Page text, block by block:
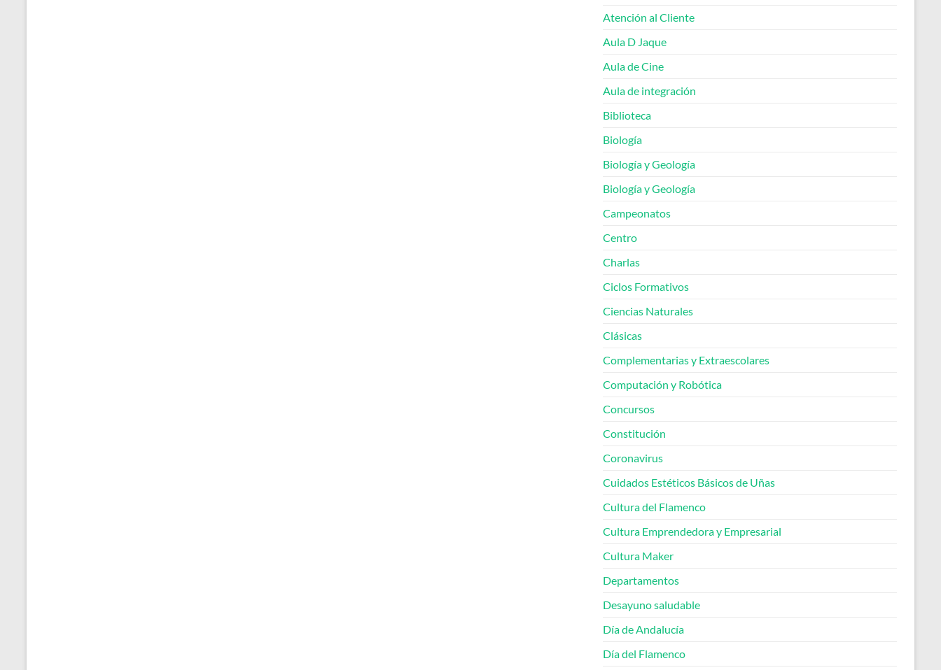
Atención al Cliente
Aula D Jaque
Aula de Cine
Aula de integración
Biblioteca
Biología
Biología y Geología
Biología y Geología
Campeonatos
Centro
Charlas
Ciclos Formativos
Ciencias Naturales
Clásicas
Complementarias y Extraescolares
Computación y Robótica
Concursos
Constitución
Coronavirus
Cuidados Estéticos Básicos de Uñas
Cultura del Flamenco
Cultura Emprendedora y Empresarial
Cultura Maker
Departamentos
Desayuno saludable
Día de Andalucía
Día del Flamenco